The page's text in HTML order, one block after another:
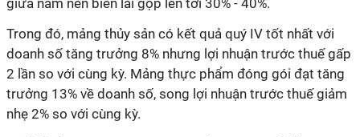
giữa năm nên biên lãi gộp lên tới 30% - 40%.
Trong đó, mảng thủy sản có kết quả quý IV tốt nhất với
doanh số tăng trưởng 8% nhưng lợi nhuận trước thuế gấp
2 lần so với cùng kỳ. Mảng thực phẩm đóng gói đạt tăng
trưởng 13% về doanh số, song lợi nhuận trước thuế giảm
nhẹ 2% so với cùng kỳ.